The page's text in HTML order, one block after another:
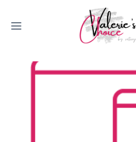
Valerie's Topics
Food & Drinks
Happyness &
Lifestyle, Sport &